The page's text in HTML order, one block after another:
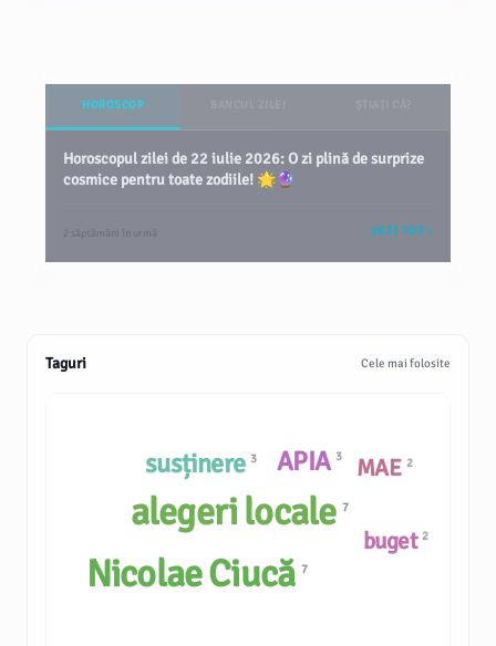
HOROSCOP
Horoscopul zilei de 22 iulie 2026: O zi plină de surprize
cosmice pentru toate zodiile! 🌟🔮
2 săptămâni în urmă VEZI TOT
Taguri Cele mai folosite
susținere 3
buget 2
MAE 2
Nicolae Ciucă7
APIA 3
alegeri locale7